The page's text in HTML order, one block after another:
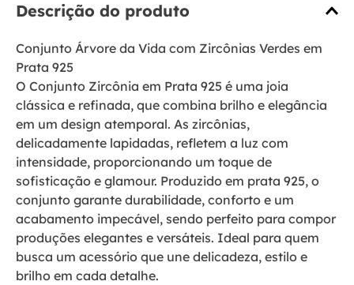
Descrição do produto
Conjunto Árvore da Vida com Zircônias Verdes em
Prata 925
O Conjunto Zircônia em Prata 925 é uma joia
clássica e refinada, que combina brilho e elegância
em um design atemporal. As zircônias,
delicadamente lapidadas, refletem a luz com
intensidade, proporcionando um toque de
sofisticação e glamour. Produzido em prata 925, o
conjunto garante durabilidade, conforto e um
acabamento impecável, sendo perfeito para compor
produções elegantes e versáteis. Ideal para quem
busca um acessório que une delicadeza, estilo e
brilho em cada detalhe.